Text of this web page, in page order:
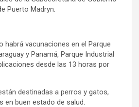
Puerto Madryn.
habrá vacunaciones en el Parque
y Panamá, Parque Industrial
desde las 13 horas por
destinadas a perros y gatos,
en buen estado de salud.